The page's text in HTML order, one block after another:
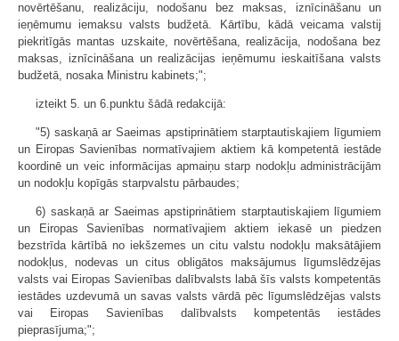
novērtēšanu, realizāciju, nodošanu bez maksas, iznīcināšanu un
ieņēmumu iemaksu valsts budžetā. Kārtību, kādā veicama valstij
piekritīgās mantas uzskaite, novērtēšana, realizācija, nodošana bez
maksas, iznīcināšana un realizācijas ieņēmumu ieskaitīšana valsts
budžetā, nosaka Ministru kabinets;";
izteikt 5. un 6.punktu šādā redakcijā:
"5) saskaņā ar Saeimas apstiprinātiem starptautiskajiem līgumiem
un Eiropas Savienības normatīvajiem aktiem kā kompetentā iestāde
koordinē un veic informācijas apmaiņu starp nodokļu administrācijām
un nodokļu kopīgās starpvalstu pārbaudes;
6) saskaņā ar Saeimas apstiprinātiem starptautiskajiem līgumiem
un Eiropas Savienības normatīvajiem aktiem iekasē un piedzen
bezstrīda kārtībā no iekšzemes un citu valstu nodokļu maksātājiem
nodokļus, nodevas un citus obligātos maksājumus līgumslēdzējas
valsts vai Eiropas Savienības dalībvalsts labā šīs valsts kompetentās
iestādes uzdevumā un savas valsts vārdā pēc līgumslēdzējas valsts
vai Eiropas Savienības dalībvalsts kompetentās iestādes
pieprasījuma;";